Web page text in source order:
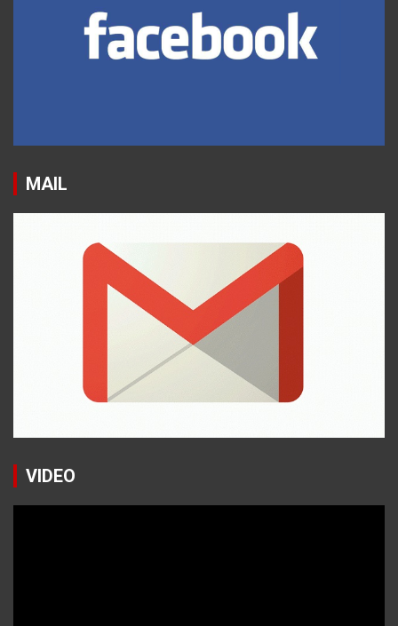
MAIL
VIDEO